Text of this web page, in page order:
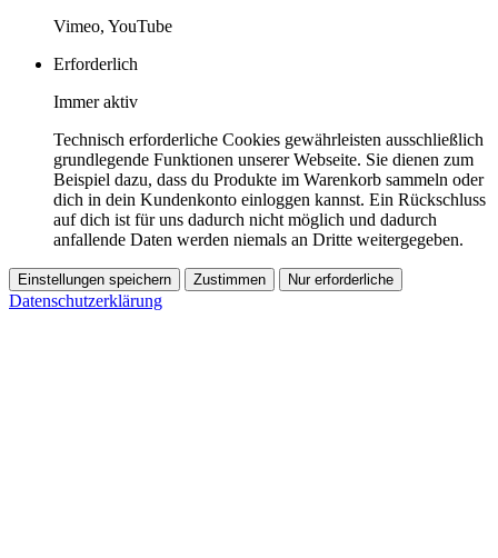
Vimeo, YouTube
Erforderlich
Immer aktiv
Technisch erforderliche Cookies gewährleisten ausschließlich
grundlegende Funktionen unserer Webseite. Sie dienen zum
Beispiel dazu, dass du Produkte im Warenkorb sammeln oder
dich in dein Kundenkonto einloggen kannst. Ein Rückschluss
auf dich ist für uns dadurch nicht möglich und dadurch
anfallende Daten werden niemals an Dritte weitergegeben.
Einstellungen speichern Zustimmen Nur erforderliche
Datenschutzerklärung